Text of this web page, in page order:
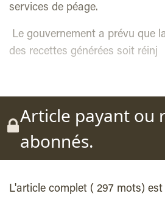
services de péage.
Le gouvernement a prévu que
des recettes générées soit réinj
Article payant ou
abonnés.
L'article complet ( 297 mots) est